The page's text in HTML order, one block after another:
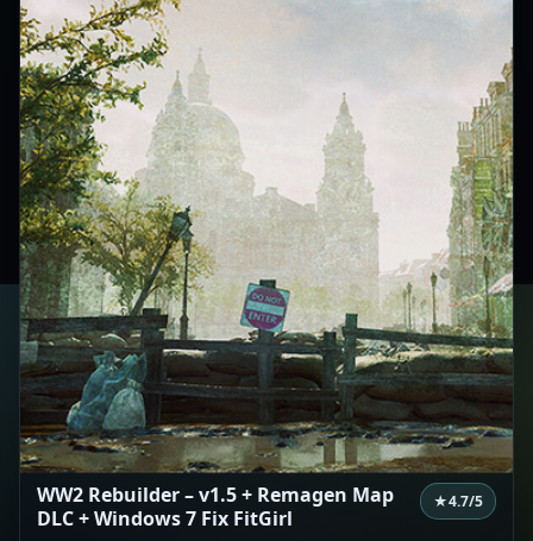
WW2 Rebuilder – v1.5 + Remagen Map
DLC + Windows 7 Fix FitGirl
★4.7/5